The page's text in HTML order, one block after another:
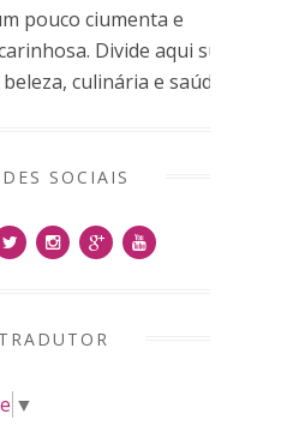
pouco ciumenta e
Divide aqui suas
culinária e saúde.
SOCIAIS
TRADUTOR
▼